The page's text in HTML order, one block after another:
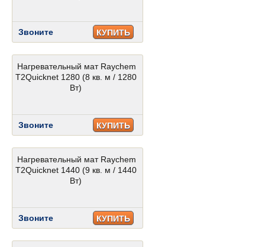
Звоните КУПИТЬ
Нагревательный мат Raychem
T2Quicknet 1280 (8 кв. м / 1280
Вт)
Звоните КУПИТЬ
Нагревательный мат Raychem
T2Quicknet 1440 (9 кв. м / 1440
Вт)
Звоните КУПИТЬ